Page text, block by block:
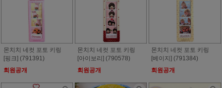
몬치치 네컷 포토 키링
[핑크] (791391)
회원공개
몬치치 네컷 포토 키링
[아이보리] (790578)
회원공개
몬치치 네컷 포토 키링
[베이지] (791384)
회원공개